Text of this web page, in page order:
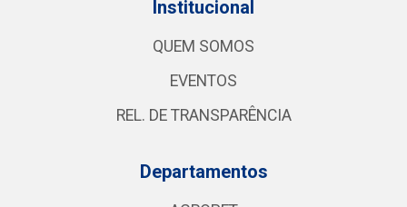
Institucional
QUEM SOMOS
EVENTOS
REL. DE TRANSPARÊNCIA
Departamentos